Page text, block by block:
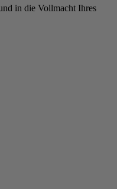
in die Vollmacht Ihres